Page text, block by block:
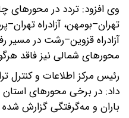
وی افزود: تردد در محورهای
تهران–بومهن، آزادراه
آزادراه قزوین–رشت در
محورهای شمالی نیز فاقد
رئیس مرکز اطلاعات و کنترل
داد: در برخی محورهای
باران و مه‌گرفتگی گزارش